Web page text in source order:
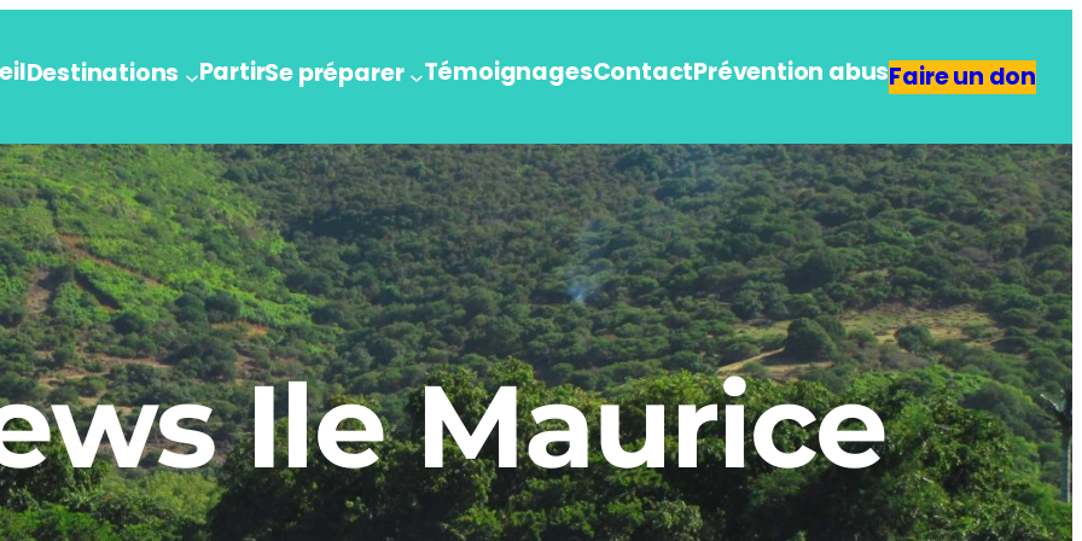
Destinations PartirSe préparer TémoignagesContactPrévention abusFaire un don
Ile Maurice